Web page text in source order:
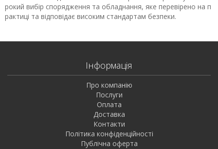
рокий вибір спорядження та обладнання, яке перевірено на п
рактиці та відповідає високим стандартам безпеки.
Інформація
Про компанію
Послуги
Оплата
Доставка
Контакти
Політика конфіденційності
Публічна оферта